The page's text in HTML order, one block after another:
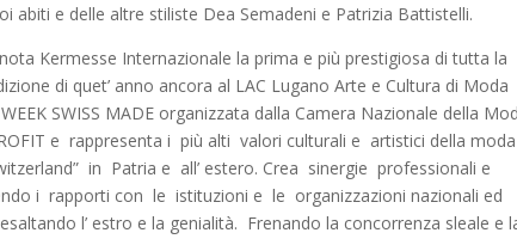
abiti e delle altre stiliste Dea Semadeni e Patrizia Battistelli.
Kermesse Internazionale la prima e più prestigiosa di tutta la
di quet’ anno ancora al LAC Lugano Arte e Cultura di Moda
SWISS MADE organizzata dalla Camera Nazionale della
e rappresenta i più alti valori culturali e artistici della
in Patria e all’ estero. Crea sinergie professionali e
i rapporti con le istituzioni e le organizzazioni nazionali ed
l’ estro e la genialità. Frenando la concorrenza sleale e